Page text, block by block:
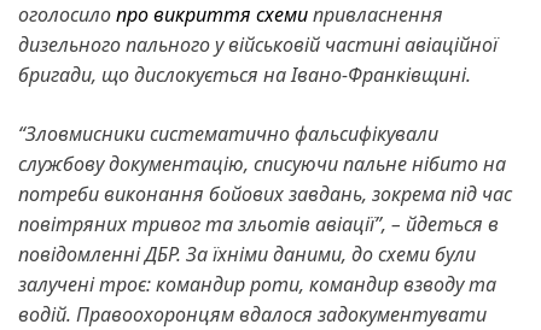
оголосилопро викриття схемипривласнення
дизельного пального у військовій частині авіаційної
бригади, що дислокується на Івано-Франківщині.
“Зловмисники систематично фальсифікували
службову документацію, списуючи пальне нібито на
потреби виконання бойових завдань, зокрема під час
повітряних тривог та зльотів авіації”, – йдеться в
повідомленні ДБР. За їхніми даними, до схеми були
залучені троє: командир роти, командир взводу та
водій. Правоохоронцям вдалося задокументувати